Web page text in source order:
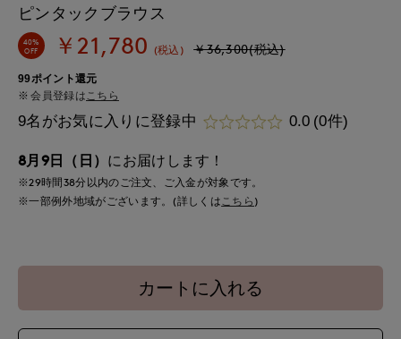
ピンタックブラウス
40%
OFF
￥21,780 (税込) ￥36,300(税込)
99ポイント還元
会員登録は こちら
9名がお気に入りに登録中 0.0 (0件)
8月9日（日） にお届けします！
※29時間38分以内のご注文、ご入金が対象です。
※一部例外地域がございます。(詳しくはこちら )
カートに入れる